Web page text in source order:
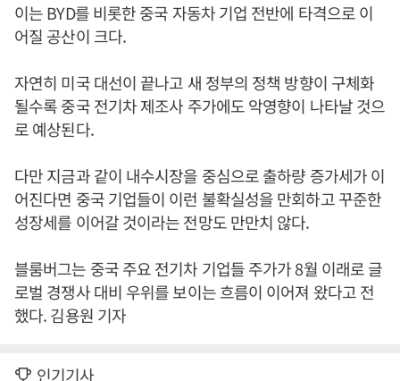
이는 BYD를 비롯한 중국 자동차 기업 전반에 타격으로 이
어질 공산이 크다.
자연히 미국 대선이 끝나고 새 정부의 정책 방향이 구체화
될수록 중국 전기차 제조사 주가에도 악영향이 나타날 것으
로 예상된다.
다만 지금과 같이 내수시장을 중심으로 출하량 증가세가 이
어진다면 중국 기업들이 이런 불확실성을 만회하고 꾸준한
성장세를 이어갈 것이라는 전망도 만만치 않다.
블룸버그는 중국 주요 전기차 기업들 주가가 8월 이래로 글
로벌 경쟁사 대비 우위를 보이는 흐름이 이어져 왔다고 전
했다. 김용원 기자
인기기사